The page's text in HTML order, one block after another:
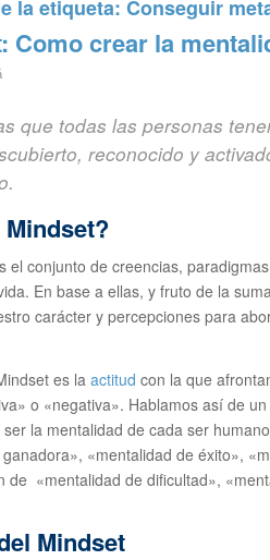
la etiqueta: Conseguir
Como crear la
que todas las personas
reconocido y
Mindset?
el conjunto de creencias,
En base a ellas, y fruto de la
carácter y percepciones para
es la actitud con la que
o «negativa». Hablamos así de
la mentalidad de cada ser
«mentalidad de éxito»,
de «mentalidad de dificultad»,
Mindset